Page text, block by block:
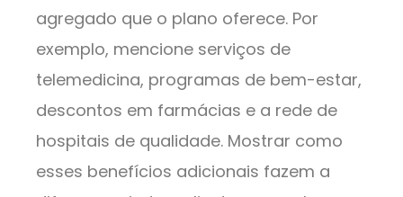
agregado que o plano oferece. Por
exemplo, mencione serviços de
telemedicina, programas de bem-estar,
descontos em farmácias e a rede de
hospitais de qualidade. Mostrar como
esses benefícios adicionais fazem a